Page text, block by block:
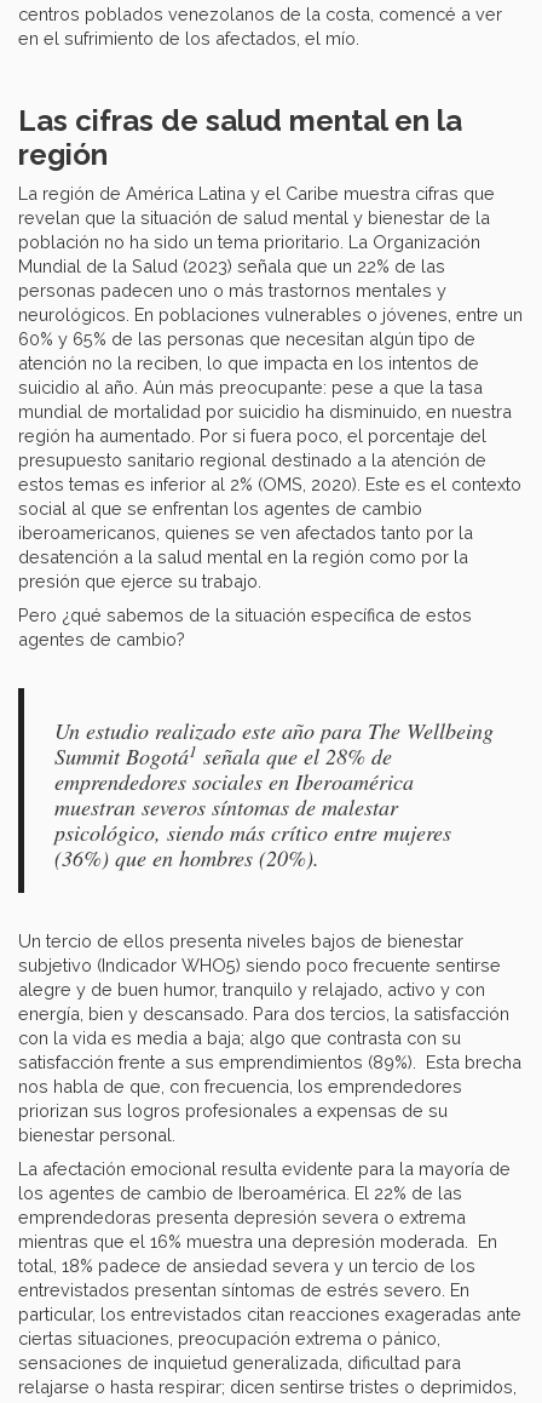
centros poblados venezolanos de la costa, comencé a ver
en el sufrimiento de los afectados, el mío.
Las cifras de salud mental en la
región
La región de América Latina y el Caribe muestra cifras que
revelan que la situación de salud mental y bienestar de la
población no ha sido un tema prioritario. La Organización
Mundial de la Salud (2023) señala que un 22% de las
personas padecen uno o más trastornos mentales y
neurológicos. En poblaciones vulnerables o jóvenes, entre un
60% y 65% de las personas que necesitan algún tipo de
atención no la reciben, lo que impacta en los intentos de
suicidio al año. Aún más preocupante: pese a que la tasa
mundial de mortalidad por suicidio ha disminuido, en nuestra
región ha aumentado. Por si fuera poco, el porcentaje del
presupuesto sanitario regional destinado a la atención de
estos temas es inferior al 2% (OMS, 2020). Este es el contexto
social al que se enfrentan los agentes de cambio
iberoamericanos, quienes se ven afectados tanto por la
desatención a la salud mental en la región como por la
presión que ejerce su trabajo.
Pero ¿qué sabemos de la situación específica de estos
agentes de cambio?
Un estudio realizado este año para The Wellbeing
Summit Bogotá1 señala que el 28% de
emprendedores sociales en Iberoamérica
muestran severos síntomas de malestar
psicológico, siendo más crítico entre mujeres
(36%) que en hombres (20%).
Un tercio de ellos presenta niveles bajos de bienestar
subjetivo (Indicador WHO5) siendo poco frecuente sentirse
alegre y de buen humor, tranquilo y relajado, activo y con
energía, bien y descansado. Para dos tercios, la satisfacción
con la vida es media a baja; algo que contrasta con su
satisfacción frente a sus emprendimientos (89%). Esta brecha
nos habla de que, con frecuencia, los emprendedores
priorizan sus logros profesionales a expensas de su
bienestar personal.
La afectación emocional resulta evidente para la mayoría de
los agentes de cambio de Iberoamérica. El 22% de las
emprendedoras presenta depresión severa o extrema
mientras que el 16% muestra una depresión moderada. En
total, 18% padece de ansiedad severa y un tercio de los
entrevistados presentan síntomas de estrés severo. En
particular, los entrevistados citan reacciones exageradas ante
ciertas situaciones, preocupación extrema o pánico,
sensaciones de inquietud generalizada, dificultad para
relajarse o hasta respirar; dicen sentirse tristes o deprimidos,